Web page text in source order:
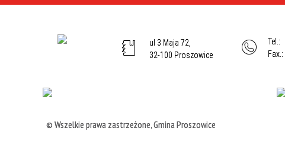
ul 3 Maja 72,
32-100 Proszowice
Tel.:
Fax.:
© Wszelkie prawa zastrzeżone, Gmina Proszowice